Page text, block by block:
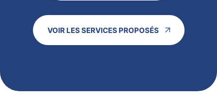
VOIR LES SERVICES PROPOSÉS